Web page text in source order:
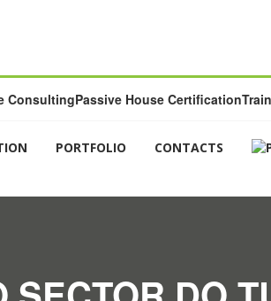
ConsultingPassive House Certification
PORTFOLIO CONTACTS